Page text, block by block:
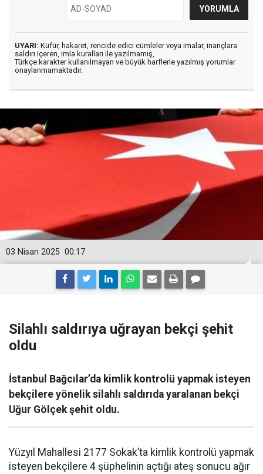
UYARI: Küfür, hakaret, rencide edici cümleler veya imalar, inançlara
saldırı içeren, imla kuralları ile yazılmamış,
Türkçe karakter kullanılmayan ve büyük harflerle yazılmış yorumlar
onaylanmamaktadır.
00:17
03 Nisan 2025
Silahlı saldırıya uğrayan bekçi şehit
oldu
İstanbul Bağcılar’da kimlik kontrolü yapmak isteyen
bekçilere yönelik silahlı saldırıda yaralanan bekçi
Uğur Gölçek şehit oldu.
Yüzyıl Mahallesi 2177 Sokak’ta kimlik kontrolü yapmak
isteyen bekçilere 4 şüphelinin açtığı ateş sonucu ağır